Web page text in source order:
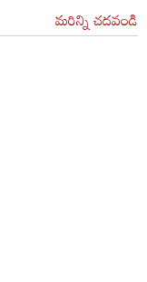
మరిన్ని చదవండి